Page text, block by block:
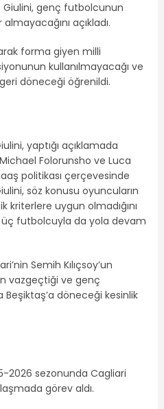
Giulini, genç futbolcunun
açıkladı.
forma giyen milli
kullanılmayacağı ve
döneceği öğrenildi.
yaptığı açıklamada
Michael Folorunsho ve Luca
politikası çerçevesinde
söz konusu oyuncuların
kriterlere uygun olmadığını
futbolcuyla da yola devam
Semih Kılıçsoy’un
vazgeçtiği ve genç
döneceği kesinlik
2026 sezonunda Cagliari
görev aldı.